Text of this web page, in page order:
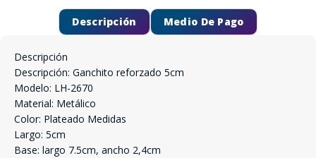
Descripción Medio De Pago
Descripción
Descripción: Ganchito reforzado 5cm
Modelo: LH-2670
Material: Metálico
Color: Plateado Medidas
Largo: 5cm
Base: largo 7.5cm, ancho 2,4cm